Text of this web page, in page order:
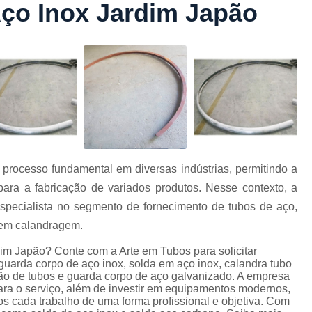
Conformação com Tubo Tipo
Conformação em
Conformação para
Conformação Tubo de Metal
Corrimão Aço Tipo
Corrimão de
Corrimão de Aço Galvanizado
Corrimão em
Corrimão em Tubo de Aço
Corrimão Galvanizado com
Corrimão
Corrimão de Ferro
Inox Jardim Japão
fundamental em diversas indústrias, permitindo a
a fabricação de variados produtos. Nesse contexto, a
no segmento de fornecimento de tubos de aço,
calandragem.
Japão? Conte com a Arte em Tubos para solicitar
corpo de aço inox, solda em aço inox, calandra tubo
de tubos e guarda corpo de aço galvanizado. A empresa
o serviço, além de investir em equipamentos modernos,
cada trabalho de uma forma profissional e objetiva. Com